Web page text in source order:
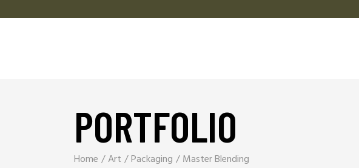
PORTFOLIO
Home Art Packaging Master Blending